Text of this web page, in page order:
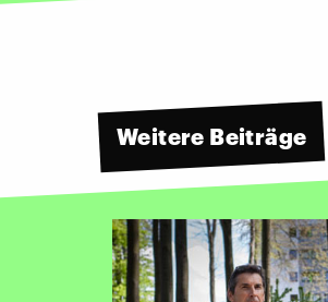
Weitere Beiträge